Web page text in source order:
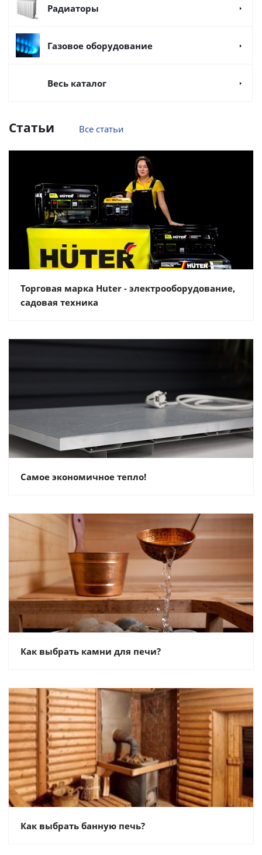
Радиаторы
Газовое оборудование
Весь каталог
Статьи Все статьи
Торговая марка Huter - электрооборудование,
садовая техника
Самое экономичное тепло!
Как выбрать камни для печи?
Как выбрать банную печь?